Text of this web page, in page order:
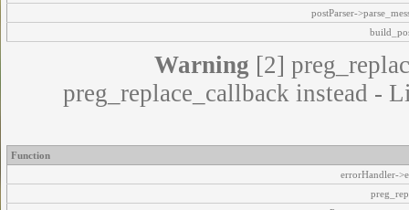
postParser-
Warning [2]
preg_replace_callback instead -
Function
errorHandler-